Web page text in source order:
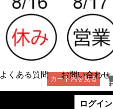
よくある質問 お問い合わせ
ログイン
カート内を見る